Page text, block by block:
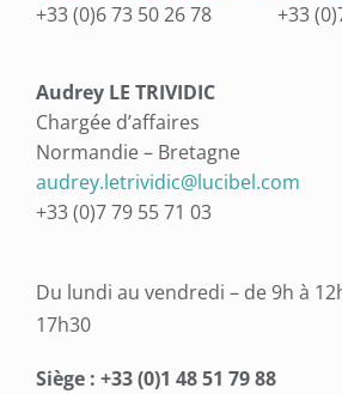
+33 (0)6 73 50 26 78
+33
Audrey LE TRIVIDIC
Chargée d’affaires
Normandie – Bretagne
audrey.letrividic@lucibel.com
+33 (0)7 79 55 71 03
Du lundi au vendredi – de 9h à
17h30
Siège : +33 (0)1 48 51 79 88